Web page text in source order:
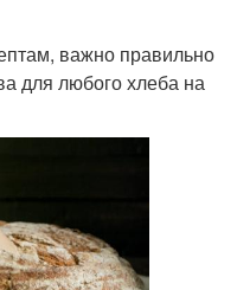
важно правильно
для любого хлеба на